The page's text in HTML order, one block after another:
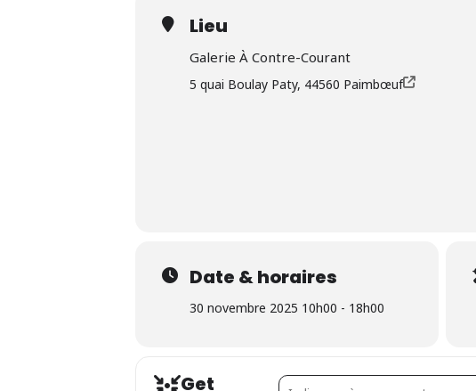
Lieu
Galerie À Contre-Courant
5 quai Boulay Paty, 44560 Paimbœuf
Date & horaires
30 novembre 2025 10h00 - 18h00
Get Address - Marché de Noël de l'Art []